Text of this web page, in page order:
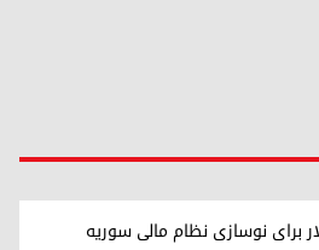
میلیون دلار برای نوسازی نظام مالی سوریه